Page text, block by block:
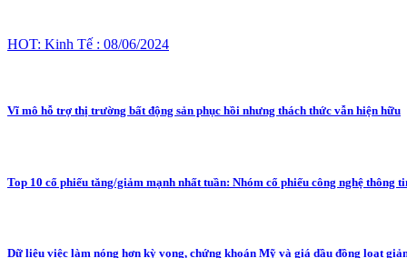
HOT: Kinh Tế : 08/06/2024
Vĩ mô hỗ trợ thị trường bất động sản phục hồi nhưng thách thức vẫn hiện hữu
Top 10 cổ phiếu tăng/giảm mạnh nhất tuần: Nhóm cổ phiếu công nghệ thông
Dữ liệu việc làm nóng hơn kỳ vọng, chứng khoán Mỹ và giá dầu đồng loạt